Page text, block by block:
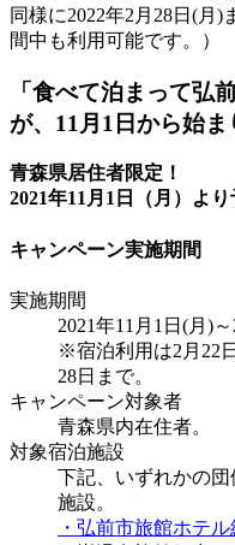
同様に2022年2月28日(月
間中も利用可能です。）
「食べて泊まって弘
が、11月1日から始ま
青森県居住者限定！
2021年11月1日（月）より
キャンペーン実施期間
実施期間
2021年11月1日(月)
※宿泊利用は2月22
28日まで。
キャンペーン対象者
青森県内在住者。
対象宿泊施設
下記、いずれかの
施設。
・弘前市旅館ホテル